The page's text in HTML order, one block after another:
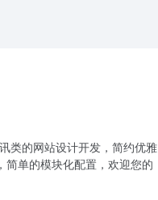
类的网站设计开发，简约优雅
简单的模块化配置，欢迎您的